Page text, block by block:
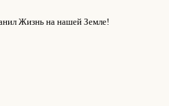
Жизнь на нашей Земле!